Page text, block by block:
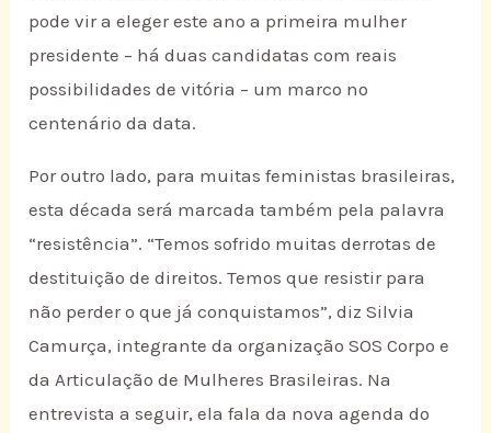
pode vir a eleger este ano a primeira mulher
presidente – há duas candidatas com reais
possibilidades de vitória – um marco no
centenário da data.
Por outro lado, para muitas feministas brasileiras,
esta década será marcada também pela palavra
“resistência”. “Temos sofrido muitas derrotas de
destituição de direitos. Temos que resistir para
não perder o que já conquistamos”, diz Silvia
Camurça, integrante da organização SOS Corpo e
da Articulação de Mulheres Brasileiras. Na
entrevista a seguir, ela fala da nova agenda do